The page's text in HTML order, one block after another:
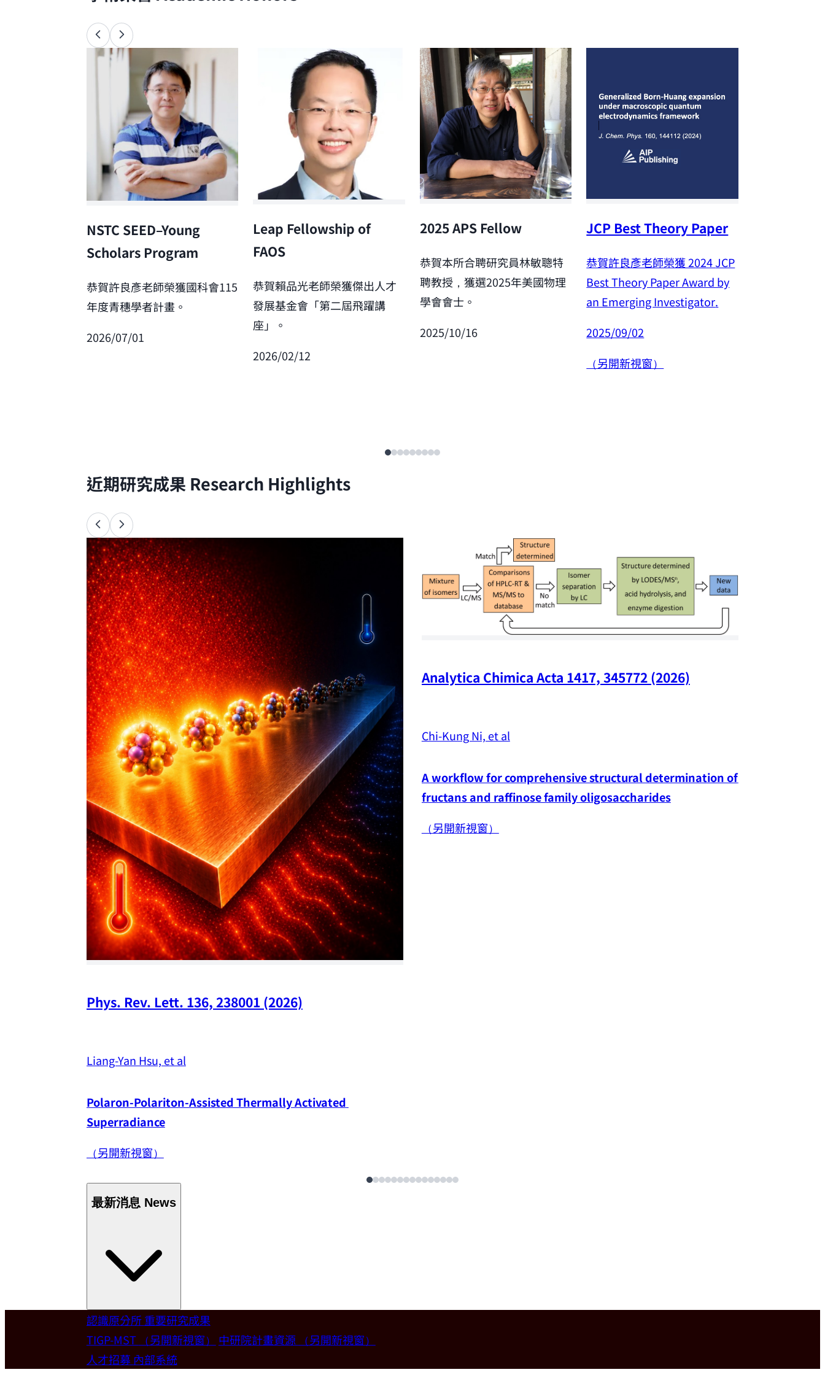
NSTC SEED–Young
Scholars Program
恭賀許良彥老師榮獲國科會115
年度青穗學者計畫。
2026/07/01
Leap Fellowship of
FAOS
恭賀賴品光老師榮獲傑出人才
發展基金會「第二屆飛躍講
座」。
2026/02/12
2025 APS Fellow
恭賀本所合聘研究員林敏聰特
聘教授，獲選2025年美國物理
學會會士。
2025/10/16
JCP Best Theory Paper
恭賀許良彥老師榮獲 2024JCP
Best Theory Paper Award by
an Emerging Investigator.
2025/09/02
（另開新視窗）
近期研究成果 Research Highlights
Phys. Rev. Lett. 136, 238001 (2026)
Liang-Yan Hsu, et al
Polaron-Polariton-Assisted Thermally Activated
Superradiance
（另開新視窗）
Analytica Chimica Acta 1417, 345772 (2026)
Chi-Kung Ni, et al
A workflow for comprehensive structural determination of
fructans and raffinose family oligosaccharides
（另開新視窗）
最新消息 News
Welcome
歡迎本所新聘合聘研究員陳俊維特聘教授 (國立台灣大學材料科學與工程學系)。2026-07-14
認識原分所重要研究成果
TIGP-MST （另開新視窗） 中研院計畫資源 （另開新視窗）
人才招募 內部系統